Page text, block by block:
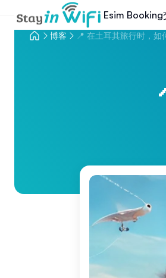
Esim Booking
博客 📍 在土耳其旅行时，如